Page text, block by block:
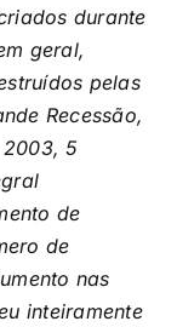
durante
geral,
pelas
Recessão,
5
de
de
nas
inteiramente